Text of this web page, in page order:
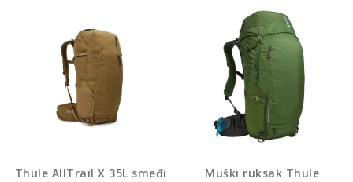
Thule AllTrail X 35L smeđi
Muški ruksak Thule